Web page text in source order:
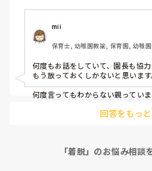
mii
保育士, 幼稚園教諭, 保育園, 幼稚
何度もお話をしていて、園長も協
もう放っておくしかないと思います
何度言ってもわからない親ってい
頑張って下さい！
回答をもっ
「着脱」のお悩み相談